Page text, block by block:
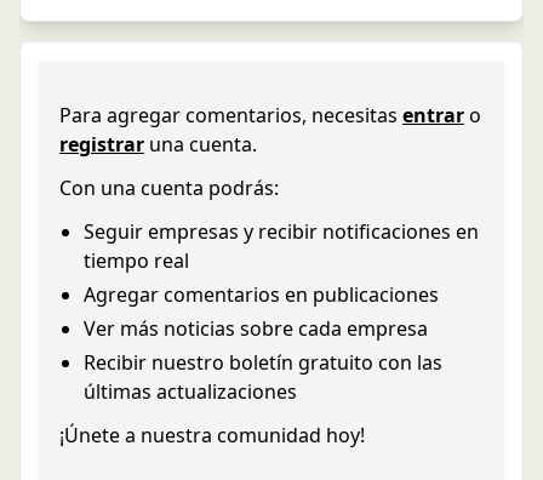
Para agregar comentarios, necesitas entraro
registrar una cuenta.
Con una cuenta podrás:
Seguir empresas y recibir notificaciones en
tiempo real
Agregar comentarios en publicaciones
Ver más noticias sobre cada empresa
Recibir nuestro boletín gratuito con las
últimas actualizaciones
¡Únete a nuestra comunidad hoy!